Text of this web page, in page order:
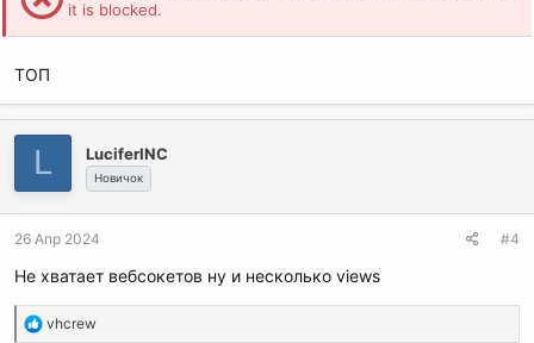
it is blocked.
ТОП
L LuciferINC
Новичок
26 Апр 2024 #4
Не хватает вебсокетов ну и несколько views
Р
vhcrew